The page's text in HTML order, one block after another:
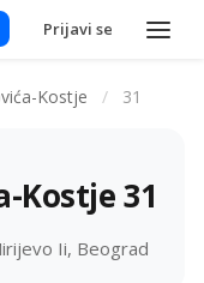
Prijavi se
Kostje / 31
Kostje 31
Ii, Beograd